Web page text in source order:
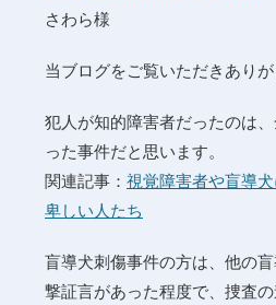
さわら様
当ブログをご覧いただきありが
犯人が知的障害者だったのは
った事件だと思います。
関連記事： 視覚障害者や盲導
卑しい人たち
盲導犬刺傷事件の方は、他の
撃証言があった程度で、捜査